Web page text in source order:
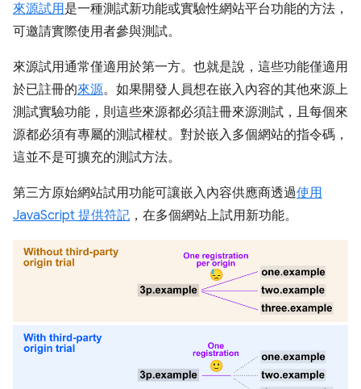
來源試用是一種測試新功能或實驗性網站平台功能的方法，
可邀請實際使用者參與測試。
來源試用通常僅適用於第一方。也就是說，這些功能僅適用
於已註冊的來源。如果開發人員想在嵌入內容的其他來源上
測試實驗功能，則這些來源都必須註冊來源測試，且每個來
源都必須有專屬的測試權杖。對於嵌入多個網站的指令碼，
這並不是可擴充的測試方法。
第三方原始網站試用功能可讓嵌入內容供應商透過使用
JavaScript 提供符記 ，在多個網站上試用新功能。